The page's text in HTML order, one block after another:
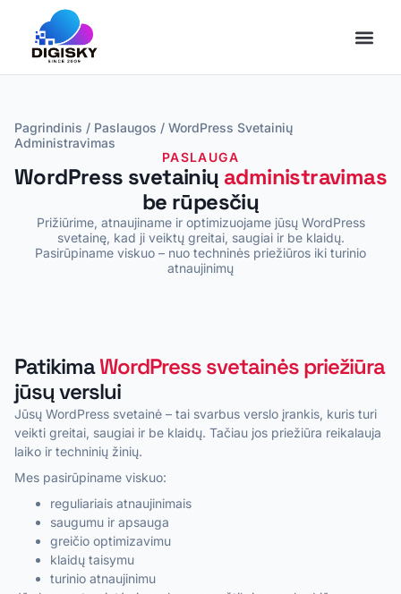
Pagrindinis / Paslaugos / WordPress Svetainių
Administravimas
PASLAUGA
WordPress svetainių administravimas
be rūpesčių
Prižiūrime, atnaujiname ir optimizuojame jūsų WordPress
svetainę, kad ji veiktų greitai, saugiai ir be klaidų.
Pasirūpiname viskuo – nuo techninės priežiūros iki turinio
atnaujinimų
PatikimaWordPress svetainės priežiūra
jūsų verslui
Jūsų WordPress svetainė – tai svarbus verslo įrankis, kuris turi
veikti greitai, saugiai ir be klaidų. Tačiau jos priežiūra reikalauja
laiko ir techninių žinių.
Mes pasirūpiname viskuo:
reguliariais atnaujinimais
saugumu ir apsauga
greičio optimizavimu
klaidų taisymu
turinio atnaujinimu